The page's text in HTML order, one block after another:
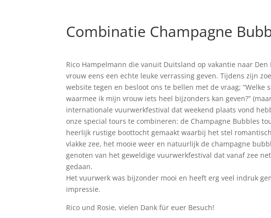
Combinatie Champagne
Rico Hampelmann die vanuit Duitsland op vakantie naar
vrouw eens een echte leuke verrassing geven. Tijdens zijn
website tegen en besloot ons te bellen met de vraag;
waarmee ik mijn vrouw iets heel bijzonders kan geven?”
internationale vuurwerkfestival dat weekend plaats vond
onze special tours te combineren: de Champagne Bubbles
heerlijk rustige boottocht gemaakt waarbij het stel
vlakke zee, het mooie weer en natuurlijk de champagne
genoten van het geweldige vuurwerkfestival dat vanaf zee
gedaan.
Het vuurwerk was bijzonder mooi en heeft erg veel indruk
impressie.
Rico und Rosie, vielen Dank für euer Besuch!